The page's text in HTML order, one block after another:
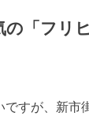
の「フリ
すが、新市